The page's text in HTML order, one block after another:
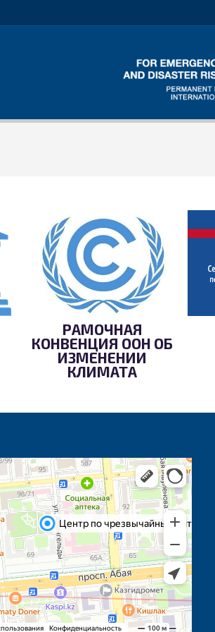
РАМОЧНАЯ
КОНВЕНЦИЯ ООН ОБ
ИЗМЕНЕНИИ
КЛИМАТА